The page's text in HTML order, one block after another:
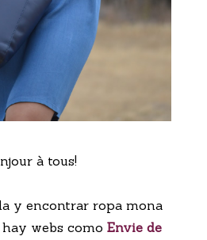
à tous!
y encontrar ropa mona
webs como Envie de